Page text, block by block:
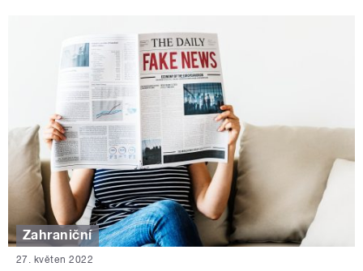
Zahraniční
27. květen 2022